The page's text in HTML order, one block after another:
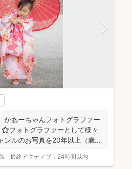
かあーちゃんフォトグラファー
フォトグラファーとして様々
ンルのお写真を20年以上（歳バ
最終アクティブ： 24時間以内